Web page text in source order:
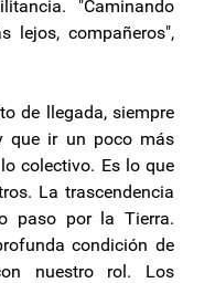
"Caminando
lejos, compañeros",
de llegada, siempre
que ir un poco más
colectivo. Es lo que
La trascendencia
paso por la Tierra.
condición de
nuestro rol. Los